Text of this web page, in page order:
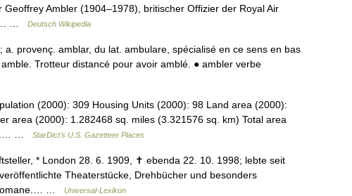
Ambler (1904–1978), britischer Offizier der Royal Air
…
Deutsch Wikipedia
provenç. amblar, du lat. ambulare, spécialisé en ce sens en bas
Trotteur distancé pour avoir amblé. ● ambler verbe
(2000): 309 Housing Units (2000): 98 Land area (2000):
area (2000): 1.282468 sq. miles (3.321576 sq. km) Total area
…
StarDict's U.S. Gazetteer Places
* London 28. 6. 1909, ✝ ebenda 22. 10. 1998; lebte seit
Theaterstücke, Drehbücher und besonders
…
Universal-Lexikon